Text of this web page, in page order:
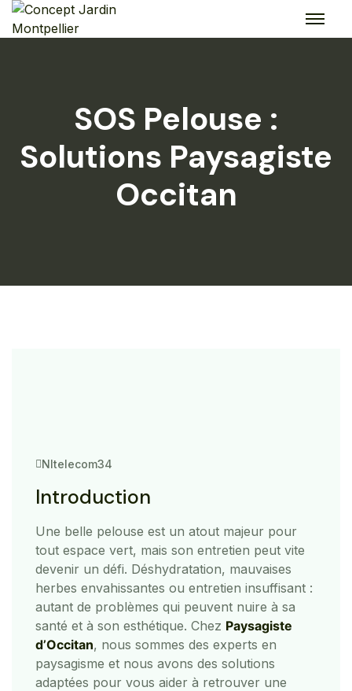
Skip
SOS Pelouse :
Solutions Paysagiste
Occitan
Nltelecom34
Introduction
Une belle pelouse est un atout majeur pour
tout espace vert, mais son entretien peut vite
devenir un défi. Déshydratation, mauvaises
herbes envahissantes ou entretien insuffisant :
autant de problèmes qui peuvent nuire à sa
santé et à son esthétique. Chez Paysagiste
d’Occitan, nous sommes des experts en
paysagisme et nous avons des solutions
adaptées pour vous aider à retrouver une